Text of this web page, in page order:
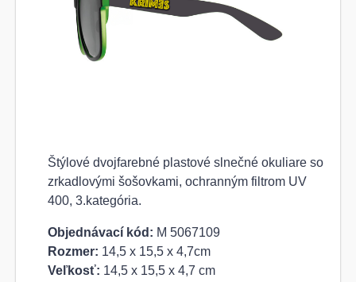
Štýlové dvojfarebné plastové slnečné okuliare so
zrkadlovými šošovkami, ochranným filtrom UV
400, 3.kategória.
Objednávací kód: M 5067109
Rozmer: 14,5 x 15,5 x 4,7cm
Veľkosť: 14,5 x 15,5 x 4,7 cm